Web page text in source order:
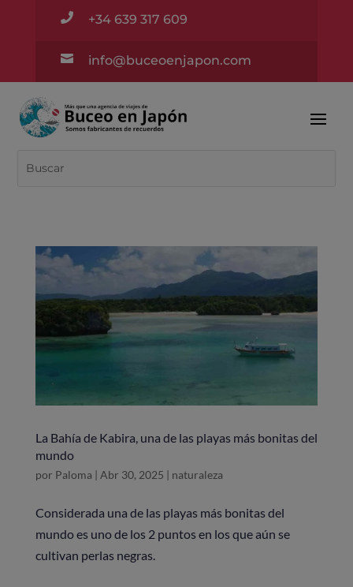
 +34 639 317 609
 info@buceoenjapon.com
La Bahía de Kabira, una de las playas más bonitas del
mundo
por Paloma | Abr 30, 2025 | naturaleza
Considerada una de las playas más bonitas del
mundo es uno de los 2 puntos en los que aún se
cultivan perlas negras.